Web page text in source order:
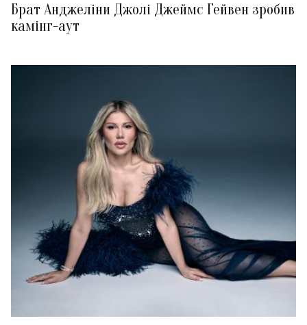
Брат Анджеліни Джолі Джеймс Гейвен зробив
камінг-аут